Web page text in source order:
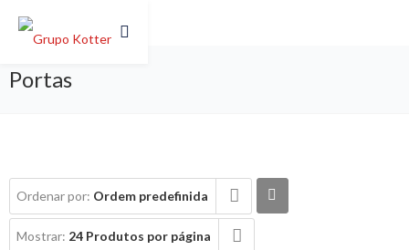
Portas
Ordenar por: Ordem predefinida
Mostrar: 24 Produtos por página